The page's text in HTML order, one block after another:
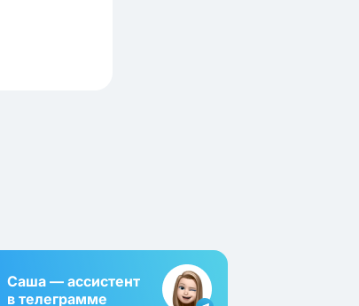
Саша — ассистент
в телеграмме